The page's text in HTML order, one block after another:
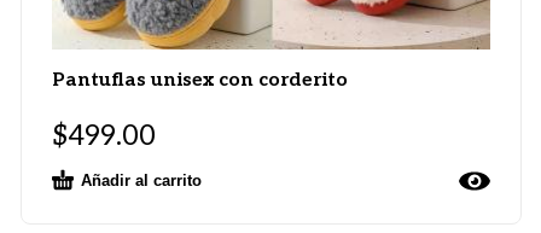
Pantuflas unisex con corderito
$499.00
Añadir al carrito